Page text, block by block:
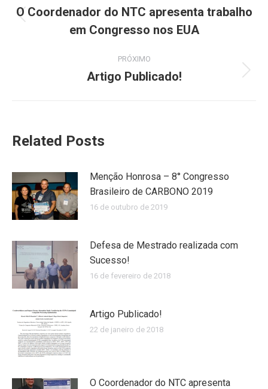
de
anterior:
O Coordenador do NTC apresenta trabalho
em Congresso nos EUA
PRÓXIMO
Próximo
Artigo Publicado!
Related Posts
Menção Honrosa – 8° Congresso
Brasileiro de CARBONO 2019
16 de outubro de 2019
Defesa de Mestrado realizada com
Sucesso!
16 de fevereiro de 2018
Artigo Publicado!
22 de janeiro de 2018
O Coordenador do NTC apresenta